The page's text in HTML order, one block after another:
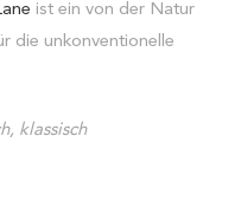
ist ein von der Natur
die unkonventionelle
klassisch